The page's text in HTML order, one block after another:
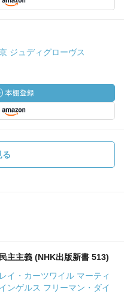
ジュディグローヴス
る
主主義 (NHK出版新書 513)
イ・カーツワイル マーティ
ンゲルス フリーマン・ダイ